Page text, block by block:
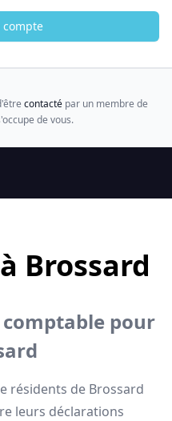
compte
contacté par un membre de
de vous.
Brossard
pour
résidents de Brossard
leurs déclarations